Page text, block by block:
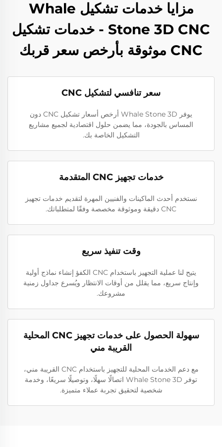
مزايا خدمات تشكيل Whale
Stone 3D CNC - خدمات تشكيل
CNC موثوقة بأرخص سعر قربك
سعر تنافسي لتشكيل CNC
يوفر Whale Stone 3D أرخص أسعار تشكيل CNC دون
المساس بالجودة، مما يضمن حلول اقتصادية لجميع مشاريع
التشكيل الخاصة بك.
خدمات تجهيز CNC المتقدمة
نستخدم أحدث الماكينات والفنيين المهرة لتقديم خدمات تجهيز
CNC دقيقة وموثوقة مخصصة وفقًا لمتطلباتك.
وقت تنفيذ سريع
يتيح لنا عملية التجهيز باستخدام CNC الكفؤ إنشاء نماذج أولية
وإنتاج سريع، مما يقلل من أوقات الانتظار ويُسرع جداول زمنية
مشروعك.
سهولة الحصول على خدمات تجهيز CNC المحلية
القريبة مني
مع دعم الخدمات المحلية للتجهيز باستخدام CNC القريبة مني،
توفر Whale Stone 3D اتصالًا سهلًا، وتوصيلًا سريعًا، وخدمة
شخصية لتحقيق تجربة عملاء متميزة.